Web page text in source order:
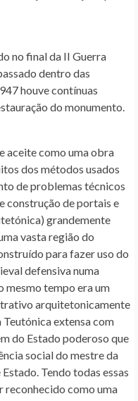
no final da II Guerra
dentro das
houve contínuas
do monumento.
aceite como uma obra
dos métodos usados
de problemas técnicos
construção de portais e
grandemente
vasta região do
para fazer uso do
defensiva numa
mesmo tempo era um
arquitetonicamente
extensa com
do Estado poderoso que
social do mestre da
Tendo todas essas
reconhecido como uma